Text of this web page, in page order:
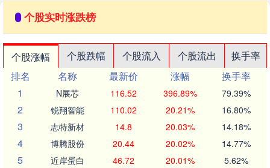
个股实时涨跌榜
个股涨幅 个股跌幅 个股流入 个股流出
换手率
排名
名称 最新价 涨幅
换手率
1
N展芯 116.52 396.89% 79.39%
2 锐翔智能 110.02 20.21% 16.80%
3 志特新材 14.8 20.03% 14.18%
4 博腾股份 20.44 20.02% 14.77%
5 近岸蛋白 46.72 20.01% 5.62%